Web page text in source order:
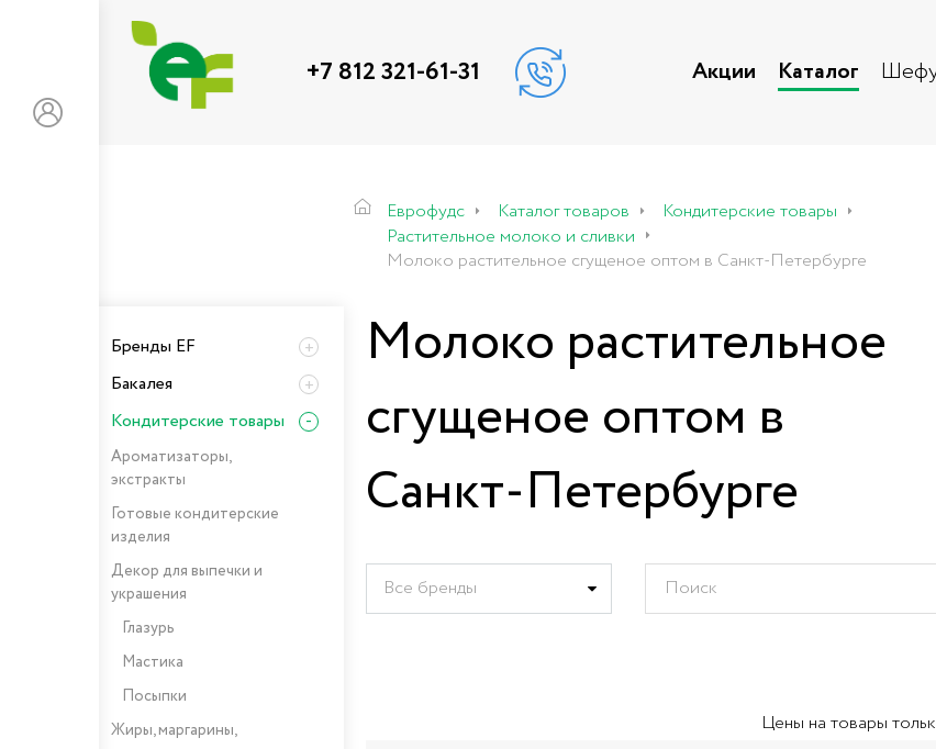
+7 812 321-61-31 Акции Каталог
Еврофудс Каталог товаров
Кондитерские товары
Растительное молоко и сливки
Молоко растительное сгущеное оптом в Санкт-Петербурге
Молоко растительное
сгущеное оптом в
Санкт-Петербурге
Все бренды
Цены на товары
Бренды EF
Бакалея
Кондитерские товары
Ароматизаторы,
экстракты
Готовые кондитерские
изделия
Декор для выпечки и
украшения
Глазурь
Мастика
Посыпки
Жиры, маргарины,